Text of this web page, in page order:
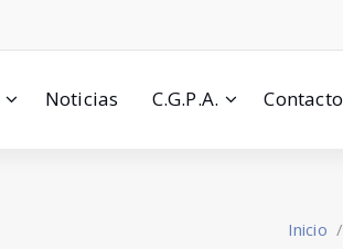
Noticias C.G.P.A. Contacto
Inicio /